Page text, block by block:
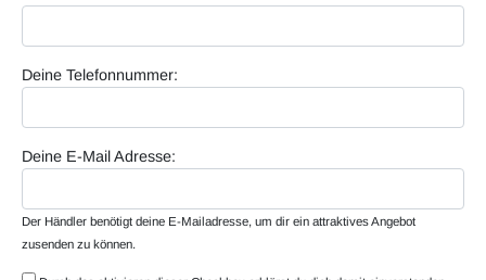
Deine Telefonnummer:
Deine E-Mail Adresse:
Der Händler benötigt deine E-Mailadresse, um dir ein attraktives Angebot
zusenden zu können.